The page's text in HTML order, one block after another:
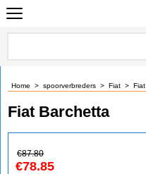
Home > spoorverbreders > Fiat >
Fiat Barchetta
€87.80
€78.85